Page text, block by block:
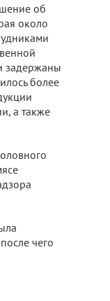
об
около
задержаны
более
а также
чего